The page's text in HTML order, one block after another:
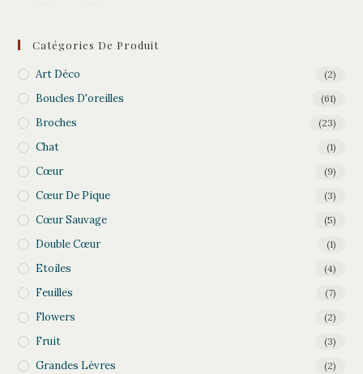
Catégories De Produit
Art Déco (2)
Boucles D'oreilles (61)
Broches (23)
Chat (1)
Cœur (9)
Cœur De Pique (3)
Cœur Sauvage (5)
Double Cœur (1)
Etoiles (4)
Feuilles (7)
Flowers (2)
Fruit (3)
Grandes Lèvres (2)